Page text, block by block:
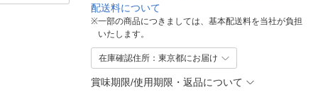
配送料について
※一部の商品につきましては、基本配送料を当社が負担
いたします。
在庫確認住所：東京都にお届け
賞味期限/使用期限・返品について